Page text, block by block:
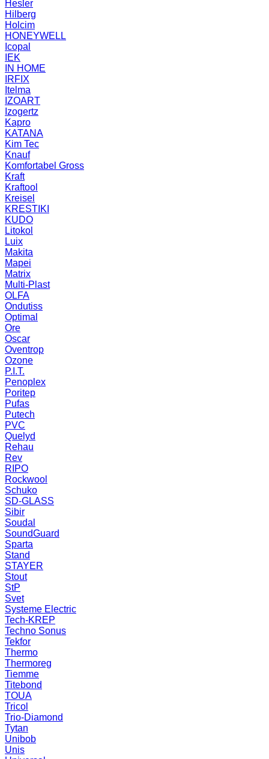
Hesler
Hilberg
Holcim
HONEYWELL
Icopal
IEK
IN HOME
IRFIX
Itelma
IZOART
Izogertz
Kapro
KATANA
Kim Tec
Knauf
Komfortabel Gross
Kraft
Kraftool
Kreisel
KRESTIKI
KUDO
Litokol
Luix
Makita
Mapei
Matrix
Multi-Plast
OLFA
Ondutiss
Optimal
Ore
Oscar
Oventrop
Ozone
P.I.T.
Penoplex
Poritep
Pufas
Putech
PVC
Quelyd
Rehau
Rev
RIPO
Rockwool
Schuko
SD-GLASS
Sibir
Soudal
SoundGuard
Sparta
Stand
STAYER
Stout
StP
Svet
Systeme Electric
Tech-KREP
Techno Sonus
Tekfor
Thermo
Thermoreg
Tiemme
Titebond
TOUA
Tricol
Trio-Diamond
Tytan
Unibob
Unis